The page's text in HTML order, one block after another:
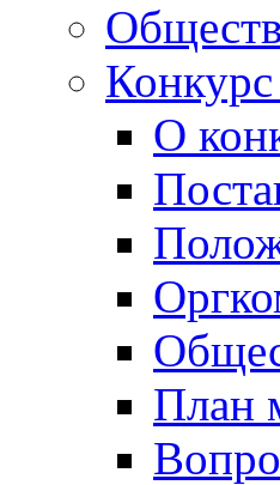
О
План